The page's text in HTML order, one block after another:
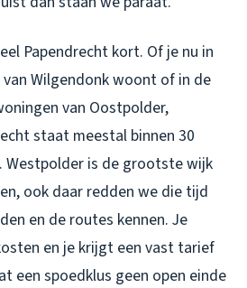
Papendrecht kort. Of je nu in
Wilgendonk woont of in de
van Oostpolder,
staat meestal binnen 30
Westpolder is de grootste wijk
ook daar redden we die tijd
en de routes kennen. Je
en je krijgt een vast tarief
een spoedklus geen open einde